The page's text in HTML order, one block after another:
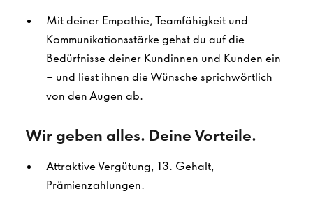
Mit deiner Empathie, Teamfähigkeit und
Kommunikationsstärke gehst du auf die
Bedürfnisse deiner Kundinnen und Kunden ein
– und liest ihnen die Wünsche sprichwörtlich
von den Augen ab.
Wir geben alles. Deine Vorteile.
Attraktive Vergütung, 13. Gehalt,
Prämienzahlungen.